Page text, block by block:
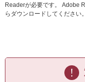
Readerが必要です。
Adobe
らダウンロードしてください